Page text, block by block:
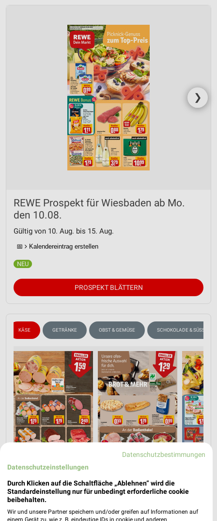
❯
REWE Prospekt für Wiesbaden ab Mo.
den 10.08.
Gültig von 10. Aug. bis 15. Aug.
📅 Kalendereintrag erstellen
PROSPEKT BLÄTTERN
KÄSE GETRÄNKE OBST & GEMÜSE SCHOKOLADE &
Jetzt alle "Käse" Themen entdecken!
Datenschutzbestimmungen
Datenschutzeinstellungen
Durch Klicken auf die Schaltfläche „Ablehnen“ wird die
Standardeinstellung nur für unbedingt erforderliche cookie
beibehalten.
Wir und unsere Partner speichern und/oder greifen auf Informationen auf
einem Gerät zu, wie z. B. eindeutige IDs in cookie und anderen